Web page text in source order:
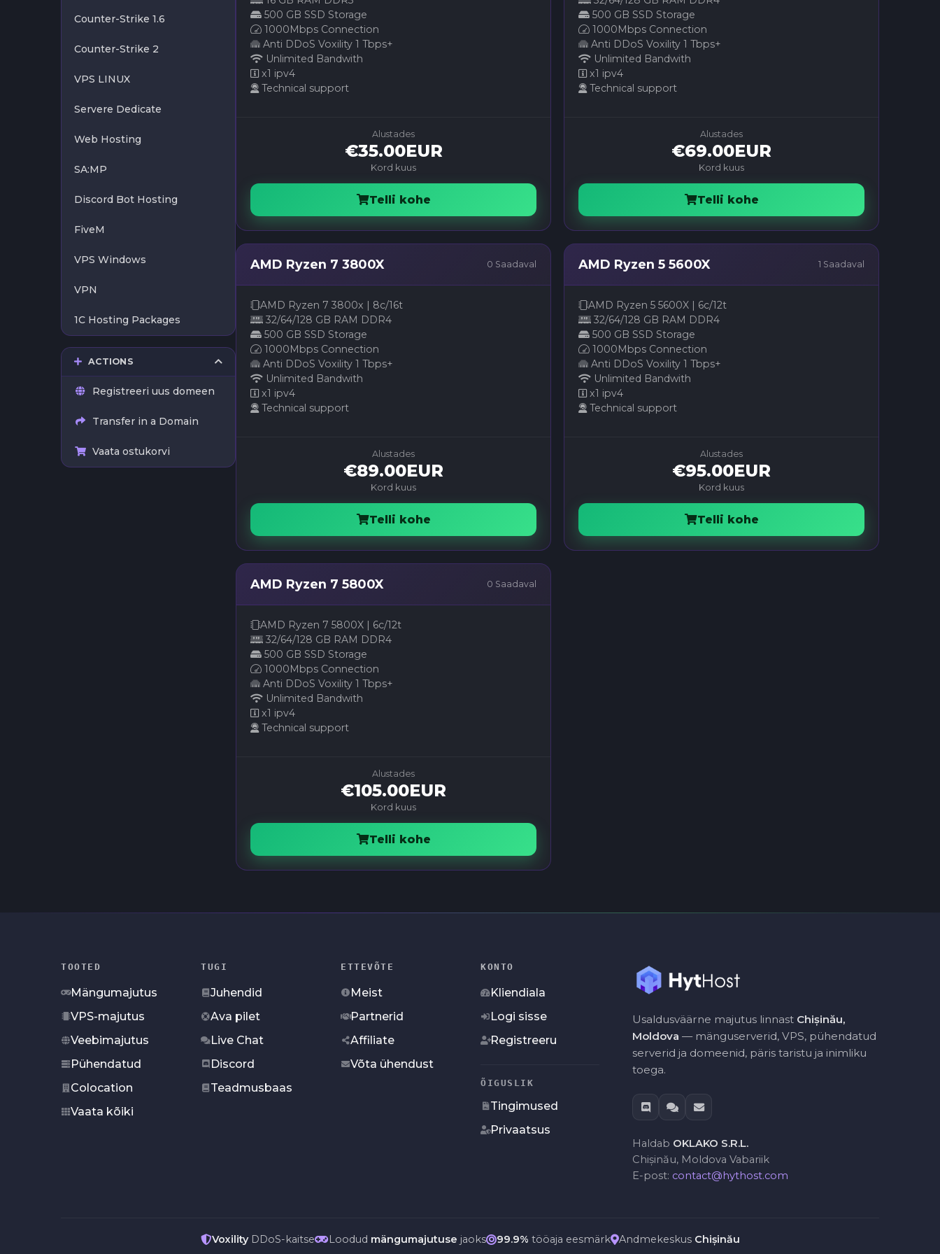
Counter-Strike 1.6
Counter-Strike 2
VPS LINUX
Servere Dedicate
Web Hosting
SA:MP
Discord Bot Hosting
FiveM
VPS Windows
VPN
1C Hosting Packages
ACTIONS
Registreeri uus domeen
Transfer in a Domain
Vaata ostukorvi
500 GB SSD Storage
1000Mbps Connection
Anti DDoS Voxility 1 Tbps+
Unlimited Bandwith
x1 ipv4
Technical support
Alustades
€35.00EUR
Kord kuus
Telli kohe
500 GB SSD Storage
1000Mbps Connection
Anti DDoS Voxility 1 Tbps+
Unlimited Bandwith
x1 ipv4
Technical support
Alustades
€69.00EUR
Kord kuus
Telli kohe
AMD Ryzen 7 3800X 0 Saadaval
AMD Ryzen 7 3800x | 8c/16t
32/64/128 GB RAM DDR4
500 GB SSD Storage
1000Mbps Connection
Anti DDoS Voxility 1 Tbps+
Unlimited Bandwith
x1 ipv4
Technical support
Alustades
€89.00EUR
Kord kuus
Telli kohe
AMD Ryzen 5 5600X 1 Saadaval
AMD Ryzen 5 5600X | 6c/12t
32/64/128 GB RAM DDR4
500 GB SSD Storage
1000Mbps Connection
Anti DDoS Voxility 1 Tbps+
Unlimited Bandwith
x1 ipv4
Technical support
Alustades
€95.00EUR
Kord kuus
Telli kohe
AMD Ryzen 7 5800X 0 Saadaval
AMD Ryzen 7 5800X | 6c/12t
32/64/128 GB RAM DDR4
500 GB SSD Storage
1000Mbps Connection
Anti DDoS Voxility 1 Tbps+
Unlimited Bandwith
x1 ipv4
Technical support
Alustades
€105.00EUR
Kord kuus
Telli kohe
TOOTED
Mängumajutus
VPS-majutus
Veebimajutus
Pühendatud
Colocation
Vaata kõiki
TUGI
Juhendid
Ava pilet
Live Chat
Discord
Teadmusbaas
ETTEVÕTE
Meist
Partnerid
Affiliate
Võta ühendust
KONTO
Kliendiala
Logi sisse
Registreeru
ÕIGUSLIK
Tingimused
Privaatsus
Usaldusväärne majutus linnast Chișinău,
Moldova — mänguserverid, VPS, pühendatud
serverid ja domeenid, päris taristu ja inimliku
toega.
Haldab OKLAKO S.R.L.
Chișinău, Moldova Vabariik
E-post: contact@hythost.com
VoxilityDDoS-kaitse Loodud mängumajutuse jaoks 99.9% tööaja eesmärk Andmekeskus Chișinău